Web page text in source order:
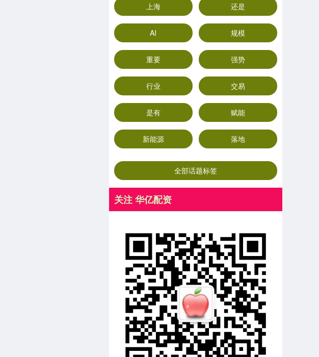
上海 还是
AI 规模
重要 强势
行业 交易
是有 赋能
新能源 落地
全部话题标签
关注 华亿配资